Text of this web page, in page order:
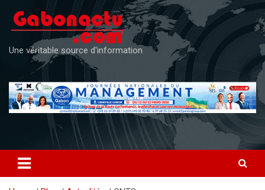
content
Une véritable source d'information